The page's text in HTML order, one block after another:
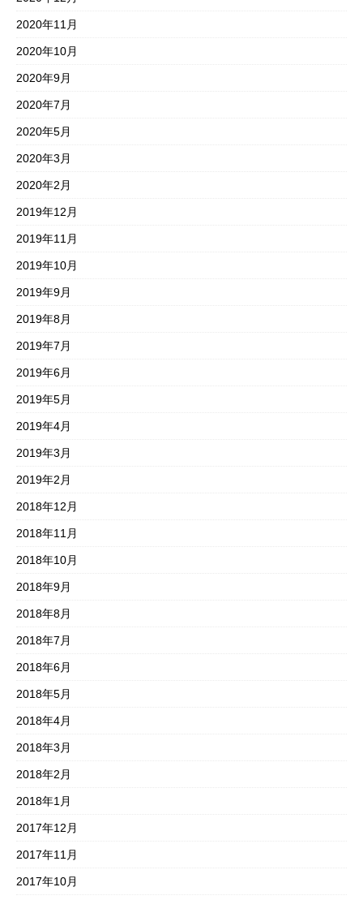
2020年11月
2020年10月
2020年9月
2020年7月
2020年5月
2020年3月
2020年2月
2019年12月
2019年11月
2019年10月
2019年9月
2019年8月
2019年7月
2019年6月
2019年5月
2019年4月
2019年3月
2019年2月
2018年12月
2018年11月
2018年10月
2018年9月
2018年8月
2018年7月
2018年6月
2018年5月
2018年4月
2018年3月
2018年2月
2018年1月
2017年12月
2017年11月
2017年10月